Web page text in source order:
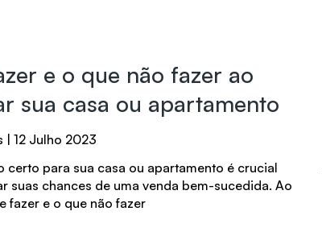
e o que não fazer ao
sua casa ou apartamento
12 Julho 2023
certo para sua casa ou apartamento é crucial
suas chances de uma venda bem-sucedida. Ao
fazer e o que não fazer